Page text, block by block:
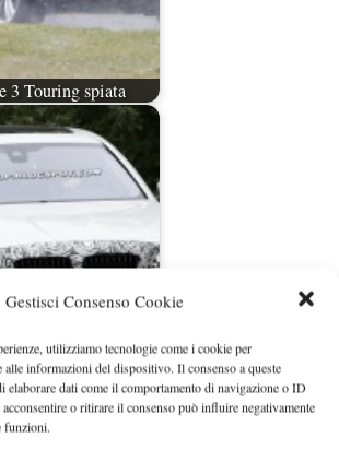
Gestisci Consenso Cookie
utilizziamo tecnologie come i cookie per
alle informazioni del dispositivo. Il consenso a queste
elaborare dati come il comportamento di navigazione o ID
o ritirare il consenso può influire negativamente
funzioni.
3 Touring spiata
nuova BMW Serie 5